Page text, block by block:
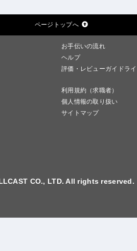
ページトップへ
お手伝いの流れ
ヘルプ
評価・レビューガイドラ
利用規約（求職者）
個人情報の取り扱い
サイトマップ
CO., LTD. All rights reserved.